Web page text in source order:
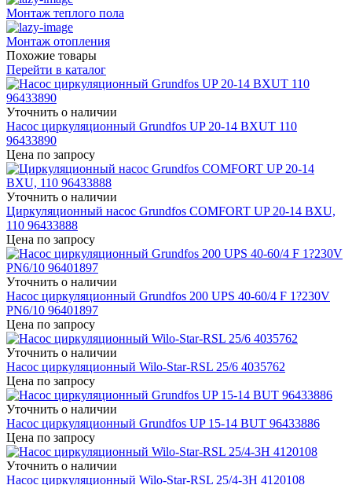
Монтаж теплого пола
Монтаж отопления
Похожие товары
Перейти в каталог
Уточнить о наличии
Насос циркуляционный Grundfos UP 20-14 BXUT 110
96433890
Цена по запросу
Уточнить о наличии
Циркуляционный насос Grundfos COMFORT UP 20-14 BXU,
110 96433888
Цена по запросу
Уточнить о наличии
Насос циркуляционный Grundfos 200 UPS 40-60/4 F 1?230V
PN6/10 96401897
Цена по запросу
Уточнить о наличии
Насос циркуляционный Wilo-Star-RSL 25/6 4035762
Цена по запросу
Уточнить о наличии
Насос циркуляционный Grundfos UP 15-14 BUT 96433886
Цена по запросу
Уточнить о наличии
Насос циркуляционный Wilo-Star-RSL 25/4-3H 4120108